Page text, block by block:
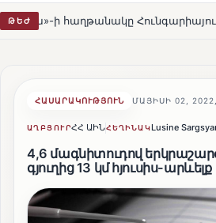
ԹԵԺ Հունգարիայում․ Օրբանն
ՀԱՍԱՐԱԿՈՒԹՅՈՒՆ ՄԱՅԻՍԻ 02,
ԱՂԲՅՈՒՐՀՀ ԱԻՆՀԵՂԻՆԱԿLusine
4,6 մագնիտուդով
գյուղից 13 կմ հյուսիս-արևելք